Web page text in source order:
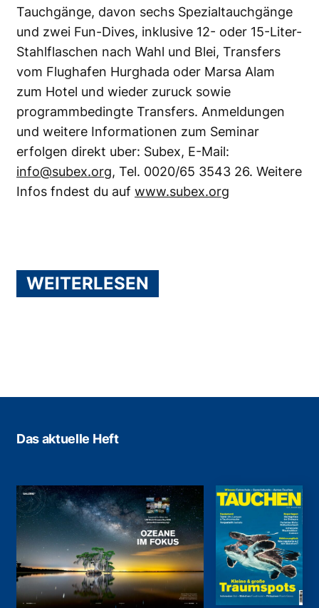
Tauchgänge, davon sechs Spezialtauchgänge
und zwei Fun-Dives, inklusive 12- oder 15-Liter-
Stahlflaschen nach Wahl und Blei, Transfers
vom Flughafen Hurghada oder Marsa Alam
zum Hotel und wieder zuruck sowie
programmbedingte Transfers. Anmeldungen
und weitere Informationen zum Seminar
erfolgen direkt uber: Subex, E-Mail:
info@subex.org, Tel. 0020/65 3543 26. Weitere
Infos fndest du auf www.subex.org
WEITERLESEN
Das aktuelle Heft